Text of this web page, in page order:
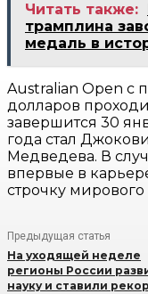
Читать также:
трамплина
медаль в
Australian Open с
долларов
завершится 30
года стал
Медведева. В
впервые в
строчку мирового
Предыдущая статья
На уходящей неделе
регионы России
науку и ставили